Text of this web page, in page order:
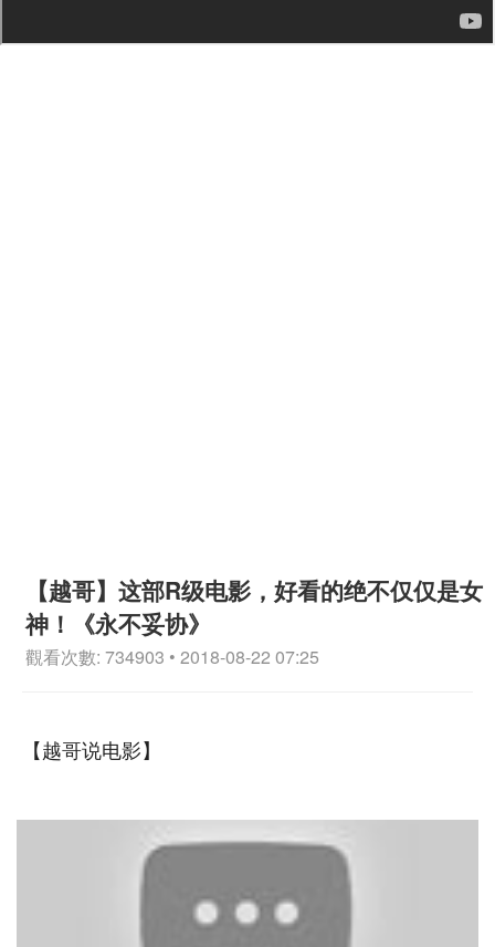
【越哥】这部R级电影，好看的绝不仅仅是女
神！《永不妥协》
觀看次數: 734903 • 2018-08-22 07:25
【越哥说电影】